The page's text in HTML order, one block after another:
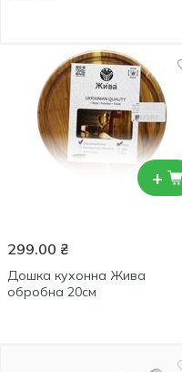
+
299.00 ₴
Дошка кухонна Жива
обробна 20см